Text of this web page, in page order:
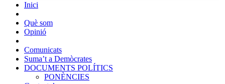
Inici
Què som
Opinió
Comunicats
Suma’t a Demòcrates
DOCUMENTS POLÍTICS
PONÈNCIES